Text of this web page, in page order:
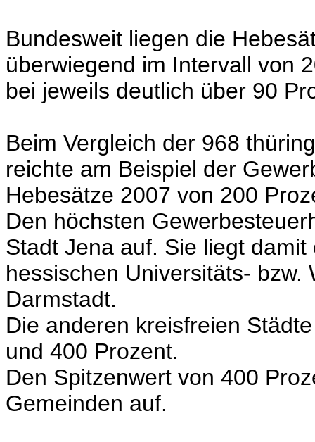
Bundesweit liegen die
überwiegend im Intervall von
bei jeweils deutlich über 90
Beim Vergleich der 968
reichte am Beispiel der
Hebesätze 2007 von 200
Den höchsten
Stadt Jena auf. Sie liegt
hessischen Universitäts-
Darmstadt.
Die anderen kreisfreien
und 400 Prozent.
Den Spitzenwert von 400
Gemeinden auf.